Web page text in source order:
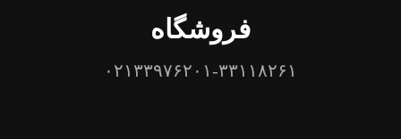
فروشگاه
۰۲۱۳۳۹۷۶۲۰۱-۳۳۱۱۸۲۶۱